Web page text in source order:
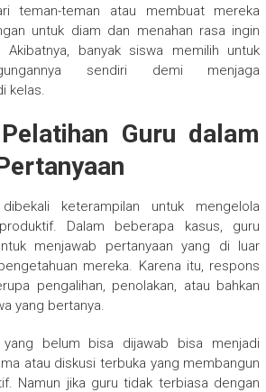
teman-teman atau membuat mereka
untuk diam dan menahan rasa ingin
banyak siswa memilih untuk
sendiri demi menjaga
kelas.
Guru dalam
keterampilan untuk mengelola
Dalam beberapa kasus, guru
menjawab pertanyaan yang di luar
mereka. Karena itu, respons
pengalihan, penolakan, atau bahkan
yang bertanya.
yang belum bisa dijawab bisa menjadi
atau diskusi terbuka yang membangun
Namun jika guru tidak terbiasa dengan